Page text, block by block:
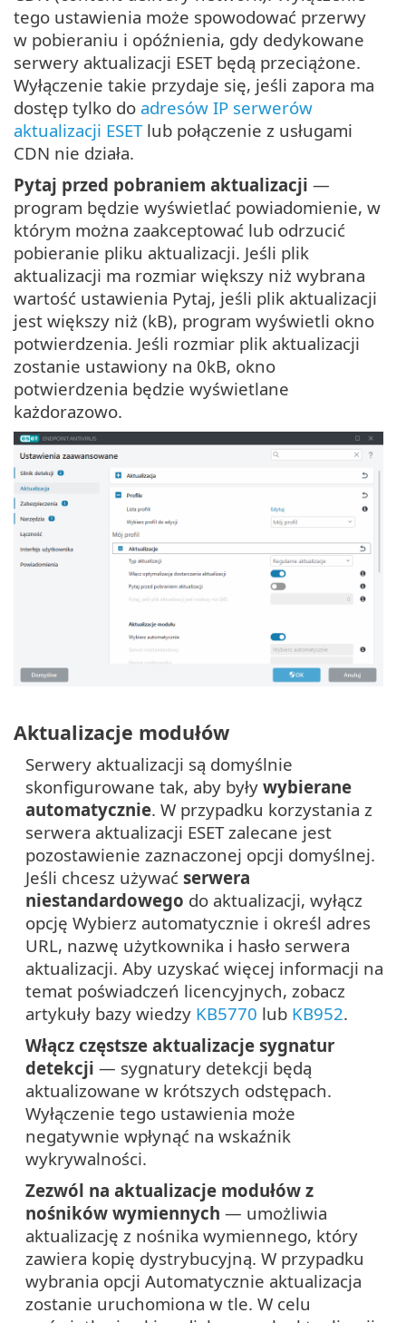
tego ustawienia może spowodować przerwy
w pobieraniu i opóźnienia, gdy dedykowane
serwery aktualizacji ESET będą przeciążone.
Wyłączenie takie przydaje się, jeśli zapora ma
dostęp tylko do adresów IP serwerów
aktualizacji ESETlub połączenie z usługami
CDN nie działa.
Pytaj przed pobraniem aktualizacji —
program będzie wyświetlać powiadomienie, w
którym można zaakceptować lub odrzucić
pobieranie pliku aktualizacji. Jeśli plik
aktualizacji ma rozmiar większy niż wybrana
wartość ustawienia Pytaj, jeśli plik aktualizacji
jest większy niż (kB), program wyświetli okno
potwierdzenia. Jeśli rozmiar plik aktualizacji
zostanie ustawiony na 0kB, okno
potwierdzenia będzie wyświetlane
każdorazowo.
Aktualizacje modułów
Serwery aktualizacji są domyślnie
skonfigurowane tak, aby były wybierane
automatycznie. W przypadku korzystania z
serwera aktualizacji ESET zalecane jest
pozostawienie zaznaczonej opcji domyślnej.
Jeśli chcesz używać serwera
niestandardowego do aktualizacji, wyłącz
opcję Wybierz automatycznie i określ adres
URL, nazwę użytkownika i hasło serwera
aktualizacji. Aby uzyskać więcej informacji na
temat poświadczeń licencyjnych, zobacz
artykuły bazy wiedzy KB5770 lub KB952.
Włącz częstsze aktualizacje sygnatur
detekcji — sygnatury detekcji będą
aktualizowane w krótszych odstępach.
Wyłączenie tego ustawienia może
negatywnie wpłynąć na wskaźnik
wykrywalności.
Zezwól na aktualizacje modułów z
nośników wymiennych — umożliwia
aktualizację z nośnika wymiennego, który
zawiera kopię dystrybucyjną. W przypadku
wybrania opcji Automatycznie aktualizacja
zostanie uruchomiona w tle. W celu